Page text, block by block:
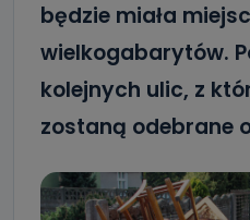
będzie miała
wielkogabarytów.
kolejnych ulic, z
zostaną odebrane